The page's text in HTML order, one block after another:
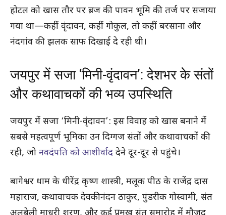
होटल को खास तौर पर ब्रज की पावन भूमि की तर्ज पर सजाया
गया था—कहीं वृंदावन, कहीं गोकुल, तो कहीं बरसाना और
नंदगांव की झलक साफ दिखाई दे रही थी।
जयपुर में सजा ‘मिनी-वृंदावन’: देशभर के संतों
और कथावाचकों की भव्य उपस्थिति
जयपुर में सजा ‘मिनी-वृंदावन’: इस विवाह को खास बनाने में
सबसे महत्वपूर्ण भूमिका उन दिग्गज संतों और कथावाचकों की
रही, जो नवदंपति को आशीर्वाद देने दूर-दूर से पहुंचे।
बागेश्वर धाम के धीरेंद्र कृष्ण शास्त्री, मलूक पीठ के राजेंद्र दास
महाराज, कथावाचक देवकीनंदन ठाकुर, पुंडरीक गोस्वामी, संत